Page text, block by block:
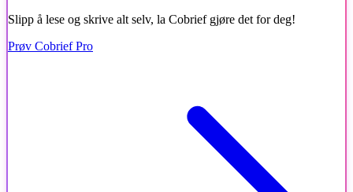
Slipp å lese og skrive alt selv, la Cobrief gjøre det for deg!
Prøv Cobrief Pro